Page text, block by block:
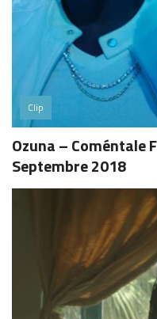
Clip
Ozuna – Coméntale
Septembre 2018